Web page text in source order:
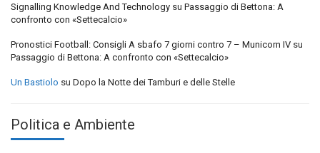
Signalling Knowledge And Technology su Passaggio di Bettona: A
confronto con «Settecalcio»
Pronostici Football: Consigli A sbafo 7 giorni contro 7 – Municorn IV su
Passaggio di Bettona: A confronto con «Settecalcio»
Un Bastiolo su Dopo la Notte dei Tamburi e delle Stelle
Politica e Ambiente